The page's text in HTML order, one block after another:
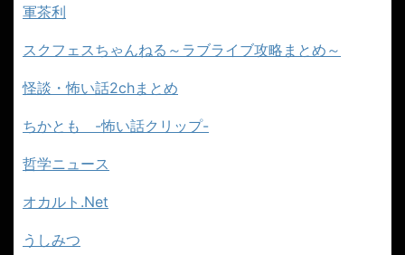
軍茶利
スクフェスちゃんねる～ラブライブ攻略まとめ～
怪談・怖い話2chまとめ
ちかとも -怖い話クリップ-
哲学ニュース
オカルト.Net
うしみつ